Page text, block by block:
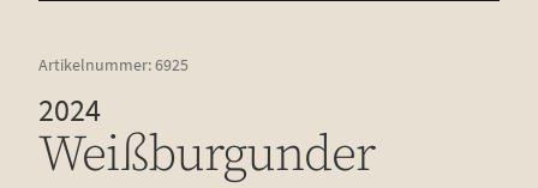
Artikelnummer:6925
2024
Weiß­bur­gun­der